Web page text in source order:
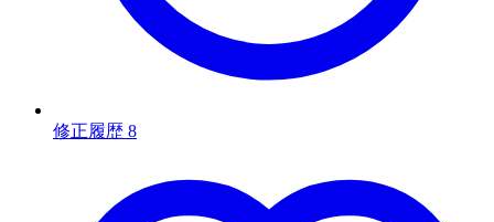
修正履歴 8